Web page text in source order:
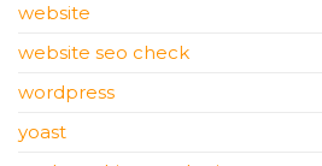
website
website seo check
wordpress
yoast